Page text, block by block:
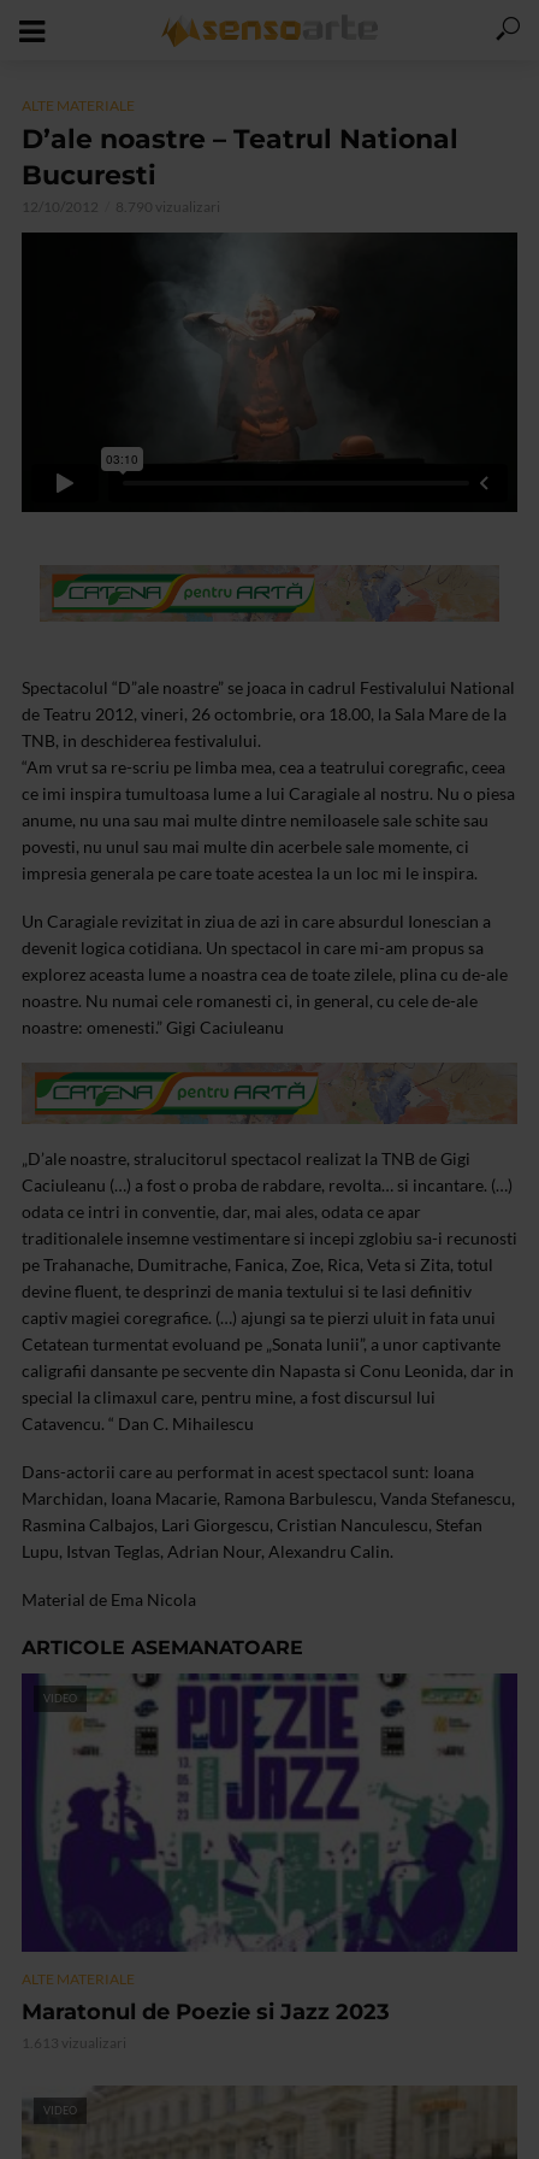
ALTE MATERIALE
D’ale noastre – Teatrul National
Bucuresti
12/10/2012 8.790 vizualizari
Spectacolul “D”ale noastre” se joaca in cadrul Festivalului National
de Teatru 2012, vineri, 26 octombrie, ora 18.00, la Sala Mare de la
TNB, in deschiderea festivalului.
“Am vrut sa re-scriu pe limba mea, cea a teatrului coregrafic, ceea
ce imi inspira tumultoasa lume a lui Caragiale al nostru. Nu o piesa
anume, nu una sau mai multe dintre nemiloasele sale schite sau
povesti, nu unul sau mai multe din acerbele sale momente, ci
impresia generala pe care toate acestea la un loc mi le inspira.
Un Caragiale revizitat in ziua de azi in care absurdul Ionescian a
devenit logica cotidiana. Un spectacol in care mi-am propus sa
explorez aceasta lume a noastra cea de toate zilele, plina cu de-ale
noastre. Nu numai cele romanesti ci, in general, cu cele de-ale
noastre: omenesti.” Gigi Caciuleanu
„D’ale noastre, stralucitorul spectacol realizat la TNB de Gigi
Caciuleanu (…) a fost o proba de rabdare, revolta… si incantare. (…)
odata ce intri in conventie, dar, mai ales, odata ce apar
traditionalele insemne vestimentare si incepi zglobiu sa-i recunosti
pe Trahanache, Dumitrache, Fanica, Zoe, Rica, Veta si Zita, totul
devine fluent, te desprinzi de mania textului si te lasi definitiv
captiv magiei coregrafice. (…) ajungi sa te pierzi uluit in fata unui
Cetatean turmentat evoluand pe „Sonata lunii”, a unor captivante
caligrafii dansante pe secvente din Napasta si Conu Leonida, dar in
special la climaxul care, pentru mine, a fost discursul lui
Catavencu. “ Dan C. Mihailescu
Dans-actorii care au performat in acest spectacol sunt: Ioana
Marchidan, Ioana Macarie, Ramona Barbulescu, Vanda Stefanescu,
Rasmina Calbajos, Lari Giorgescu, Cristian Nanculescu, Stefan
Lupu, Istvan Teglas, Adrian Nour, Alexandru Calin.
Material de Ema Nicola
ARTICOLE ASEMANATOARE
VIDEO
ALTE MATERIALE
Maratonul de Poezie si Jazz 2023
1.613 vizualizari
VIDEO